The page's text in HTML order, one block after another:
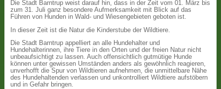
Die Stadt Barntrup weist darauf hin, dass in der Zeit vom 01. März bis
zum 31. Juli ganz besondere Aufmerksamkeit mit Blick auf das
Führen von Hunden in Wald- und Wiesengebieten geboten ist.
In dieser Zeit ist die Natur die Kinderstube der Wildtiere.
Die Stadt Barntrup appelliert an alle Hundehalter und
Hundehalterinnen, ihre Tiere in den Orten und der freien Natur nicht
unbeaufsichtigt zu lassen. Auch offensichtlich gutmütige Hunde
können unter gewissen Umständen anders als gewöhnlich reagieren,
unverhofft die Spur von Wildtieren aufnehmen, die unmittelbare Nähe
des Hundehaltenden verlassen und unkontrolliert Wildtiere aufstöbern
und in Gefahr bringen.